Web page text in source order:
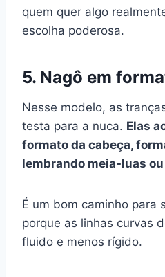
quem quer algo
escolha poderosa.
5. Nagô em
Nesse modelo, as
testa para a nuca. Elas
formato da cabeça,
lembrando meia-luas
É um bom caminho para
porque as linhas curvas
fluido e menos rígido.